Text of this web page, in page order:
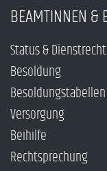
BEAMTINNEN &
Status & Dienstrecht
Besoldung
Besoldungstabellen
Versorgung
Beihilfe
Rechtsprechung